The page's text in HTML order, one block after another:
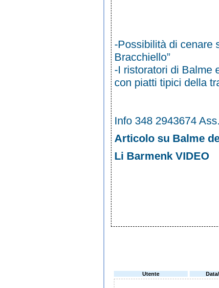
-Possibilità di cenare
Bracchiello”
-I ristoratori di Balme
con piatti tipici della
Info 348 2943674
Articolo su Balme
Li Barmenk VIDEO
Utente